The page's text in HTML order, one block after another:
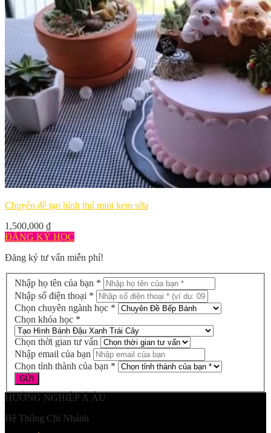
Chuyên đề tạo hình thú mini kem sữa
1,500,000 ₫
ĐĂNG KÝ HỌC
Đăng ký tư vấn miễn phí!
Nhập họ tên của bạn *
Nhập số điện thoại *
Chọn chuyên ngành học *
Chọn khóa học *
Chọn thời gian tư vấn
Nhập email của bạn
Chọn tỉnh thành của bạn *
HƯỚNG NGHIỆP Á ÂU
Hệ Thống Chi Nhánh